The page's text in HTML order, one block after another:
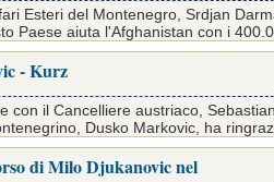
Esteri del Montenegro, Srdjan
Paese aiuta l'Afghanistan con i
- Kurz
con il Cancelliere austriaco,
Dusko Markovic, ha
di Milo Djukanovic nel